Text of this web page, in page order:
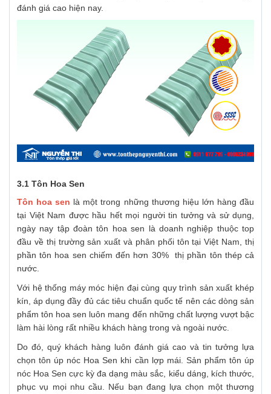
đánh giá cao hiện nay.
3.1 Tôn Hoa Sen
Tôn hoa sen là một trong những thương hiệu lớn hàng đầu
tại Việt Nam được hầu hết mọi người tin tưởng và sử dụng,
ngày nay tập đoàn tôn hoa sen là doanh nghiệp thuộc top
đầu về thị trường sản xuất và phân phối tôn tại Việt Nam, thị
phần tôn hoa sen chiếm đến hơn 30% thị phần tôn thép cả
nước.
Với hệ thống máy móc hiện đại cùng quy trình sản xuất khép
kín, áp dụng đầy đủ các tiêu chuẩn quốc tế nên các dòng sản
phẩm tôn hoa sen luôn mang đến những chất lượng vượt bậc
làm hài lòng rất nhiều khách hàng trong và ngoài nước.
Do đó, quý khách hàng luôn đánh giá cao và tin tưởng lựa
chọn tôn úp nóc Hoa Sen khi cần lợp mái. Sản phẩm tôn úp
nóc Hoa Sen cực kỳ đa dạng màu sắc, kiểu dáng, kích thước,
phục vụ mọi nhu cầu. Nếu bạn đang lựa chọn một thương